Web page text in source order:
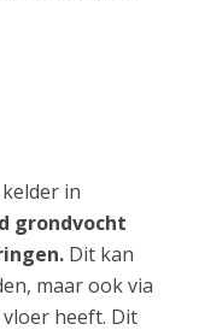
in
grondvocht
Dit kan
maar ook via
heeft. Dit